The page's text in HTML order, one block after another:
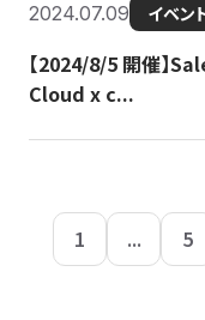
2024.07.09 イベン
【2024/8/5 開催】
Cloud x c...
1 ... 5